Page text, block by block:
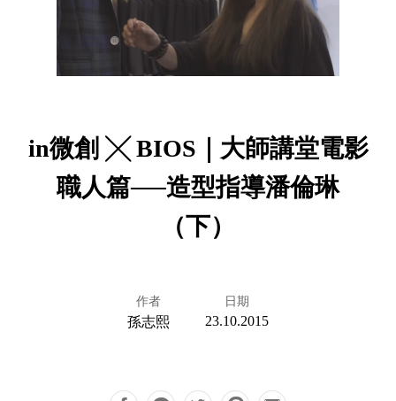
in微創 ╳ BIOS｜大師講堂電影
職人篇──造型指導潘倫琳
（下）
作者
孫志熙
日期
23.10.2015